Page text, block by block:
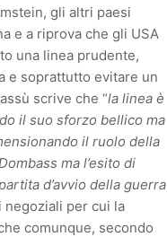
gli altri paesi
e a riprova che gli USA
una linea prudente,
e soprattutto evitare un
scrive che “la linea è
il suo sforzo bellico ma
il ruolo della
ma l’esito di
d’avvio della guerra
negoziali per cui la
comunque, secondo